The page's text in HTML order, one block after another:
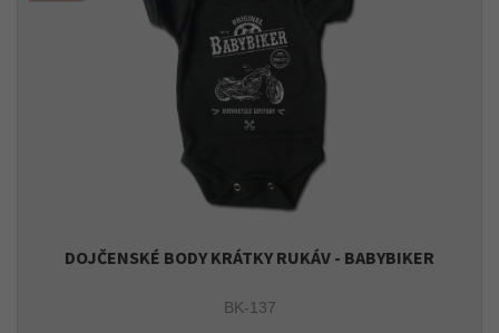
DOJČENSKÉ BODY KRÁTKY RUKÁV - BABYBIKER
BK-137